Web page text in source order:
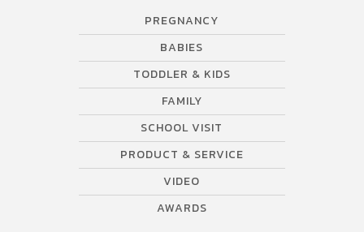
PREGNANCY
BABIES
TODDLER & KIDS
FAMILY
SCHOOL VISIT
PRODUCT & SERVICE
VIDEO
AWARDS